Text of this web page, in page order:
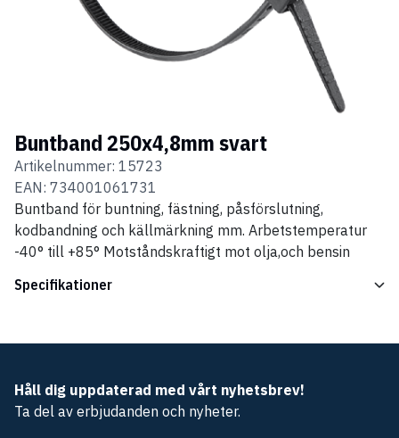
Buntband 250x4,8mm svart
Artikelnummer: 15723
EAN: 734001061731
Buntband för buntning, fästning, påsförslutning,
kodbandning och källmärkning mm. Arbetstemperatur
-40° till +85° Motståndskraftigt mot olja,och bensin
Specifikationer
Håll dig uppdaterad med vårt nyhetsbrev!
Ta del av erbjudanden och nyheter.